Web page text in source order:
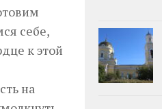
себе,
к этой
на